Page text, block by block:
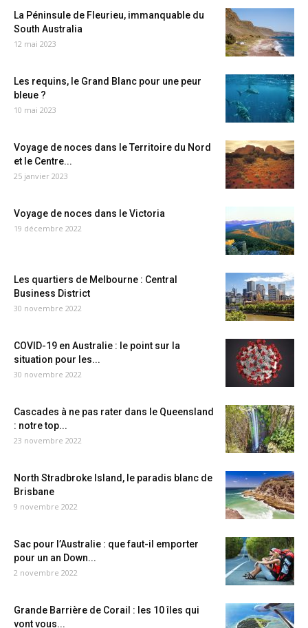
La Péninsule de Fleurieu, immanquable du
South Australia
12 mai 2023
Les requins, le Grand Blanc pour une peur
bleue ?
10 mai 2023
Voyage de noces dans le Territoire du Nord
et le Centre...
25 janvier 2023
Voyage de noces dans le Victoria
19 décembre 2022
Les quartiers de Melbourne : Central
Business District
30 novembre 2022
COVID-19 en Australie : le point sur la
situation pour les...
30 novembre 2022
Cascades à ne pas rater dans le Queensland
: notre top...
23 novembre 2022
North Stradbroke Island, le paradis blanc de
Brisbane
9 novembre 2022
Sac pour l’Australie : que faut-il emporter
pour un an Down...
2 novembre 2022
Grande Barrière de Corail : les 10 îles qui
vont vous...